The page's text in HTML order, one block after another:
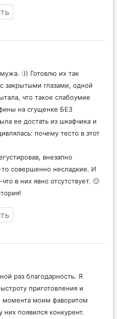
:)) Готовлю их так
закрытыми глазами, одной
что такое слабоумие
на сгущенке БЕЗ
ее достать из шкафчика и
почему тесто в этот
внезапно
совершенно несладкие. И
в них явно отсутствует. 🙂
раз благодарность. Я
приготовления и
момента моим фаворитом
появился конкурент.